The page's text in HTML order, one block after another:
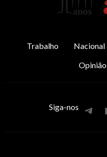
Trabalho Nacional
Opinião
Siga-nos